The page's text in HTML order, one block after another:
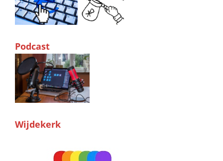
Podcast
Wijdekerk